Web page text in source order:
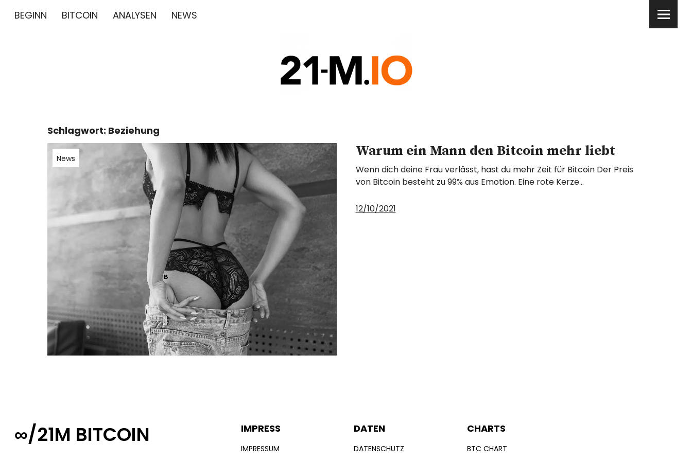
BEGINN BITCOIN ANALYSEN NEWS
∞/21M BITCOIN
Schlagwort: Beziehung
News Warum ein Mann den Bitcoin mehr liebt
Wenn dich deine Frau verlässt, hast du mehr Zeit für Bitcoin Der Preis
von Bitcoin besteht zu 99% aus Emotion. Eine rote Kerze…
12/10/2021
∞/21M BITCOIN IMPRESS
IMPRESSUM
DATEN
DATENSCHUTZ
CHARTS
BTC CHART